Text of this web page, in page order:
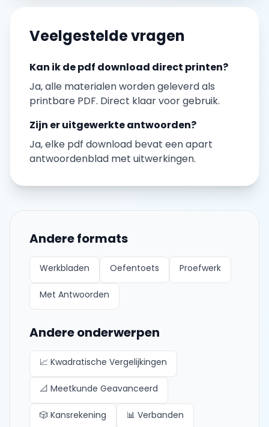
Veelgestelde vragen
Kan ik depdf download direct printen?
Ja, alle materialen worden geleverd als
printbare PDF. Direct klaar voor gebruik.
Zijn er uitgewerkte antwoorden?
Ja, elke pdf download bevat een apart
antwoordenblad met uitwerkingen.
Andere formats
Werkbladen Oefentoets Proefwerk
Met Antwoorden
Andere onderwerpen
📈 Kwadratische Vergelijkingen
📐 Meetkunde Geavanceerd
🎲 Kansrekening 📊 Verbanden